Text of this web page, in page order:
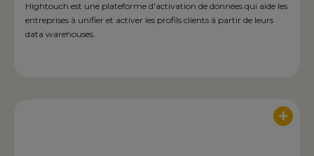
Hightouch est une plateforme d'activation de données qui aide les
entreprises à unifier et activer les profils clients à partir de leurs
data warehouses.
+